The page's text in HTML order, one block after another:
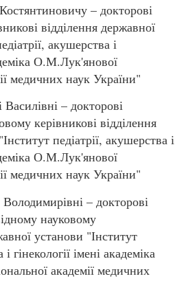
– докторові
відділення державної
акушерства і
О.М.Лук'янової
медичних наук України"
– докторові
керівникові відділення
педіатрії, акушерства і
О.М.Лук'янової
медичних наук України"
– докторові
науковому
установи "Інститут
гінекології імені академіка
академії медичних